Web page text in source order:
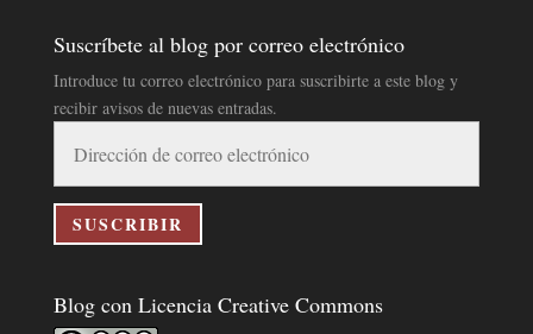
Suscríbete al blog por correo electrónico
Introduce tu correo electrónico para suscribirte a este blog y
recibir avisos de nuevas entradas.
correo
electrónico
SUSCRIBIR
Blog con Licencia Creative Commons